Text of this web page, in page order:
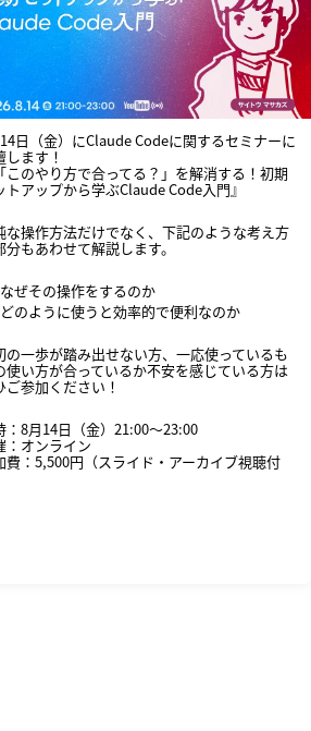
DeepL-
日（金）にClaude Codeに関するセミナーに
します！
このやり方で合ってる？」を解消する！初期
トアップから学ぶClaude Code入門』
な操作方法だけでなく、下記のような考え方
分もあわせて解説します。
なぜその操作をするのか
どのように使うと効率的で便利なのか
の一歩が踏み出せない方、一応使っているも
使い方が合っているか不安を感じている方は
ご参加ください！
：8月14日（金）21:00〜23:00
：オンライン
費：5,500円（スライド・アーカイブ視聴付